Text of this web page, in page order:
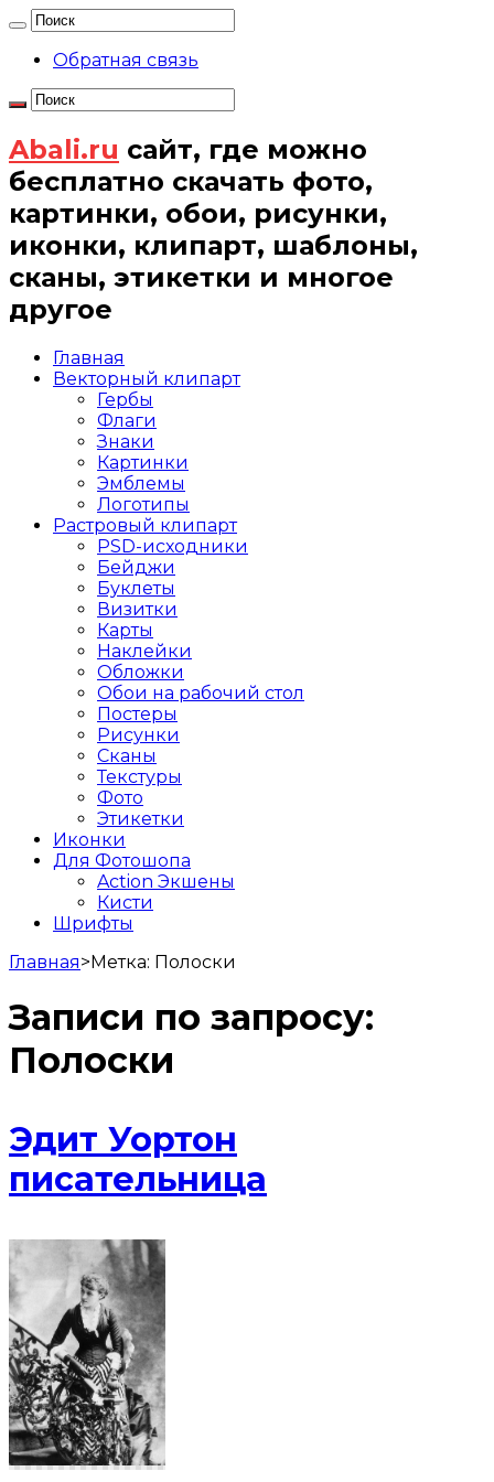
Обратная связь
Abali.ru сайт, где можно
бесплатно скачать фото,
картинки, обои, рисунки,
иконки, клипарт, шаблоны,
сканы, этикетки и многое
другое
Главная
Векторный клипарт
Гербы
Флаги
Знаки
Картинки
Эмблемы
Логотипы
Растровый клипарт
PSD-исходники
Бейджи
Буклеты
Визитки
Карты
Наклейки
Обложки
Обои на рабочий стол
Постеры
Рисунки
Сканы
Текстуры
Фото
Этикетки
Иконки
Для Фотошопа
Action Экшены
Кисти
Шрифты
Главная>Метка: Полоски
Записи по запросу:
Полоски
Эдит Уортон
писательница